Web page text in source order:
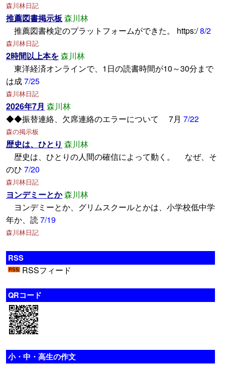
森川林日記
推薦図書掲示板森川林
推薦図書検定のプラットフォームができた。 https:/8/2
森川林日記
2時間以上本を森川林
東洋経済オンラインで、1日の読書時間が10～30分まで
は成7/25
森川林日記
2026年7月 森川林
◆◆振替連絡、欠席連絡のエラーについて 7月 7/22
森の掲示板
歴史は、ひとり 森川林
歴史は、ひとりの人間の確信によって動く。 なぜ、そ
のひ 7/20
森川林日記
ヨンデミーとか森川林
ヨンデミーとか、グリムスクールとかは、小学校低中学
年か、読7/19
森川林日記
RSS
RSSフィード
QRコード
小・中・高生の作文